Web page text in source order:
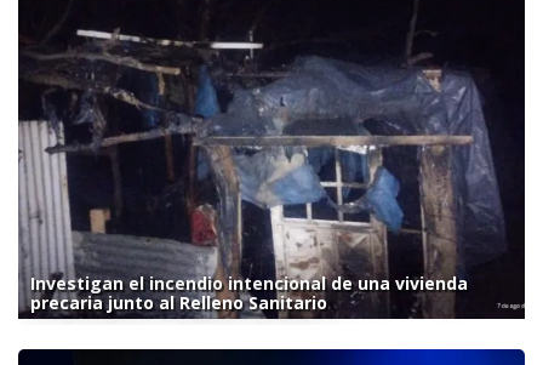
Investigan el incendio intencional de una vivienda
precaria junto al Relleno Sanitario